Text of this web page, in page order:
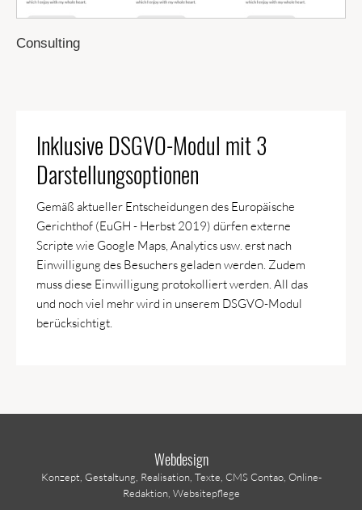
Consulting
Inklusive DSGVO-Modul mit 3
Darstellungsoptionen
Gemäß aktueller Entscheidungen des Europäische
Gerichthof (EuGH - Herbst 2019) dürfen externe
Scripte wie Google Maps, Analytics usw. erst nach
Einwilligung des Besuchers geladen werden. Zudem
muss diese Einwilligung protokolliert werden. All das
und noch viel mehr wird in unserem DSGVO-Modul
berücksichtigt.
Webdesign
Konzept, Gestaltung, Realisation, Texte, CMS Contao, Online-
Redaktion, Websitepflege